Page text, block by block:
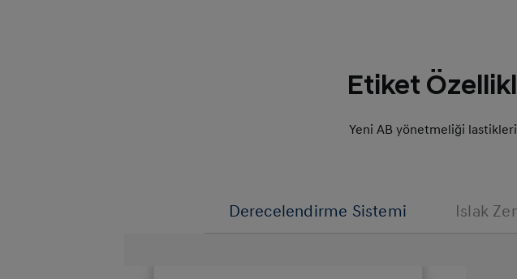
Etiket
Yeni AB yönetmeliği
Derecelendirme Sistemi Islak